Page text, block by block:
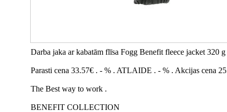
Darba jaka ar kabatām flīsa Fogg Benefit fleece jacket 320
Parasti cena 33.57€ . - % . ATLAIDE . - % . Akcijas cena
The Best way to work .
BENEFIT COLLECTION